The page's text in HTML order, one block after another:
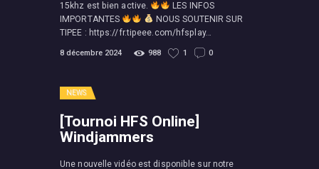
15khz est bien active.
LES INFOS
IMPORTANTES
NOUS SOUTENIR SUR
TIPEE : https://fr.tipeee.com/hfsplay…
8 décembre 2024 988 1 0
NEWS
[Tournoi HFS Online]
Windjammers
Une nouvelle vidéo est disponible sur notre